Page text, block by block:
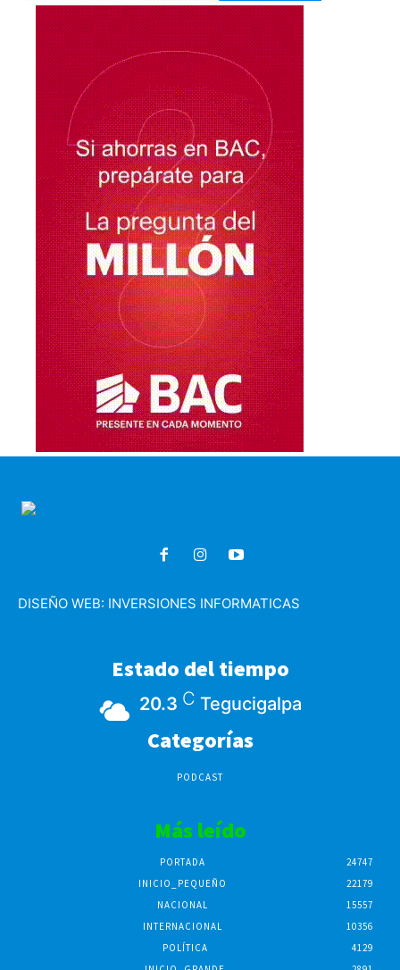
DISEÑO WEB: INVERSIONES INFORMATICAS
Estado del tiempo
20.3 C Tegucigalpa
Categorías
PODCAST
Más leído
PORTADA
24747
INICIO_PEQUEÑO
22179
NACIONAL
15557
INTERNACIONAL
10356
POLÍTICA
4129